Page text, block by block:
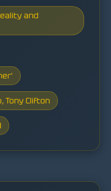
and
Tony Clifton